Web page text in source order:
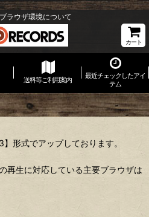
ラウザ環境について
カート
送料等ご利用案内
最近チェックしたアイ
テム
形式でアップしております。
再生に対応している主要ブラウザは